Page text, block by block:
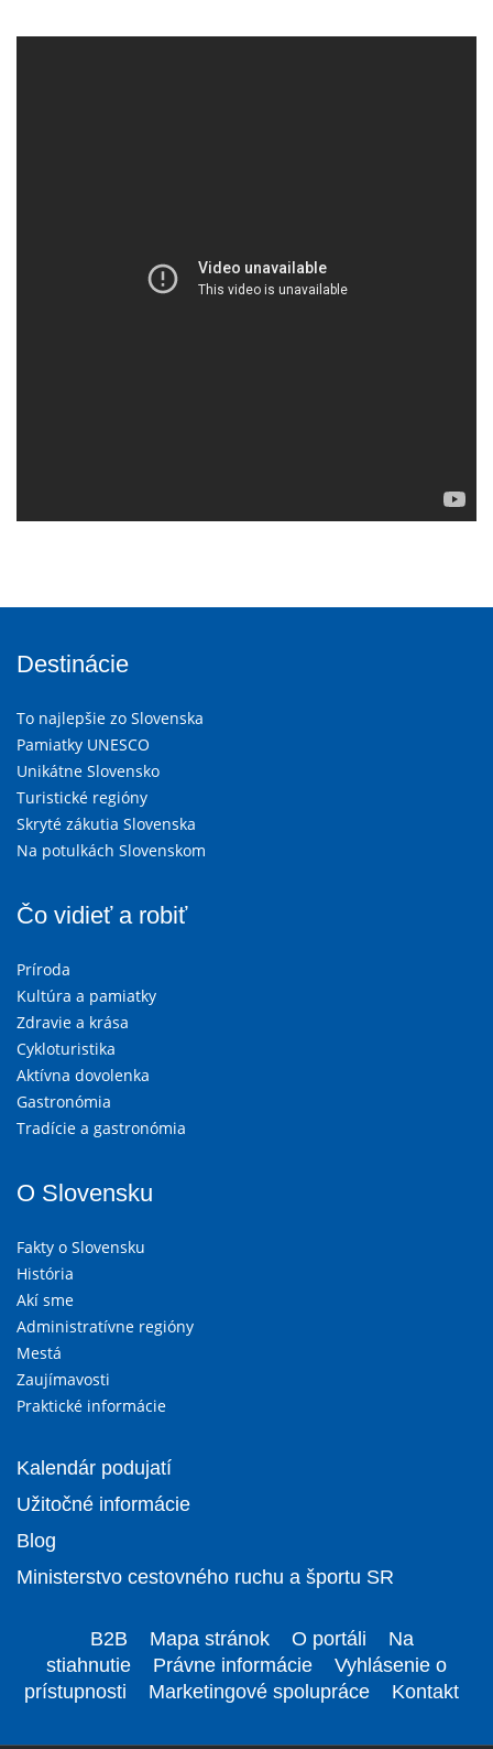
Destinácie
To najlepšie zo Slovenska
Pamiatky UNESCO
Unikátne Slovensko
Turistické regióny
Skryté zákutia Slovenska
Na potulkách Slovenskom
Čo vidieť a robiť
Príroda
Kultúra a pamiatky
Zdravie a krása
Cykloturistika
Aktívna dovolenka
Gastronómia
Tradície a gastronómia
O Slovensku
Fakty o Slovensku
História
Akí sme
Administratívne regióny
Mestá
Zaujímavosti
Praktické informácie
Kalendár podujatí
Užitočné informácie
Blog
Ministerstvo cestovného ruchu a športu SR
B2B Mapa stránok O portáli
Na
stiahnutie
Právne informácie
Vyhlásenie o
prístupnosti
Marketingové spolupráce Kontakt